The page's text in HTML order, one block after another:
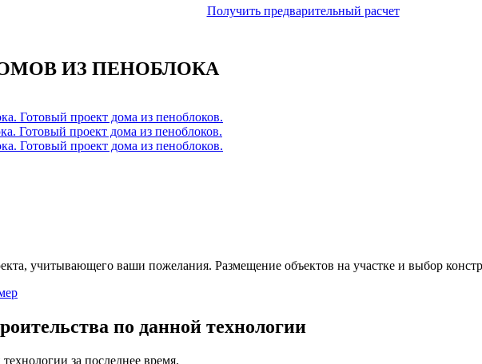
Получить предварительный расчет
ИЗ ПЕНОБЛОКА
учитывающего ваши пожелания. Размещение объектов на участке и выбор
по данной технологии
за последнее время.